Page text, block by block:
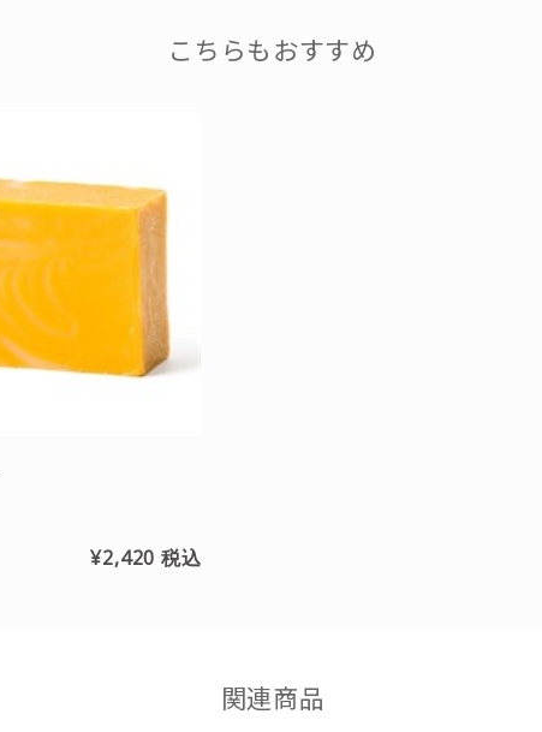
こちらもおすすめ
¥2,420税込
関連商品